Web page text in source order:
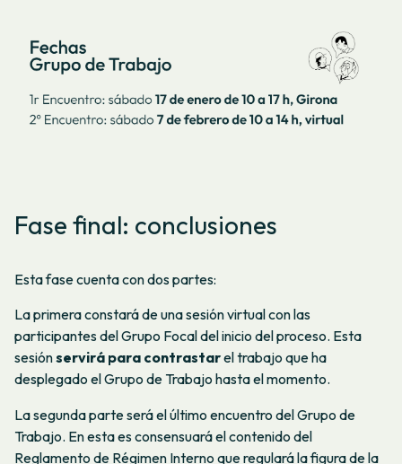
Fase final: conclusiones
Esta fase cuenta con dos partes:
La primera constará de una sesión virtual con las
participantes del Grupo Focal del inicio del proceso. Esta
sesiónservirá para contrastarel trabajo que ha
desplegado el Grupo de Trabajo hasta el momento.
La segunda parte será el último encuentro del Grupo de
Trabajo. En esta es consensuará el contenido del
Reglamento de Régimen Interno que regulará la figura de la